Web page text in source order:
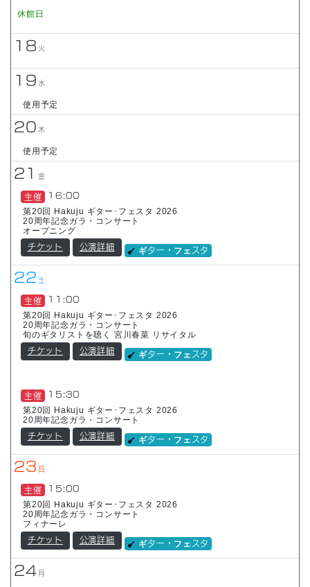
休館日
18 火
19 水
使用予定
20 木
使用予定
21 金
主催 16:00
第20回 Hakuju ギター･フェスタ 2026
20周年記念ガラ・コンサート
オープニング
チケット 公演詳細 ギター・フェスタ
22 土
主催 11:00
第20回 Hakuju ギター･フェスタ 2026
20周年記念ガラ・コンサート
旬のギタリストを聴く 宮川春菜 リサイタル
チケット 公演詳細 ギター・フェスタ
主催 15:30
第20回 Hakuju ギター･フェスタ 2026
20周年記念ガラ・コンサート
チケット 公演詳細 ギター・フェスタ
23 日
主催 15:00
第20回 Hakuju ギター･フェスタ 2026
20周年記念ガラ・コンサート
フィナーレ
チケット 公演詳細 ギター・フェスタ
24 月